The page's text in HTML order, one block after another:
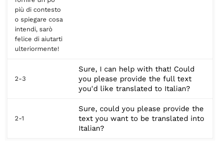
più di contesto
o spiegare cosa
intendi, sarò
felice di aiutarti
ulteriormente!
2-3
Sure, I can help with that! Could
you please provide the full text
you'd like translated to Italian?
2-1
Sure, could you please provide the
text you want to be translated into
Italian?